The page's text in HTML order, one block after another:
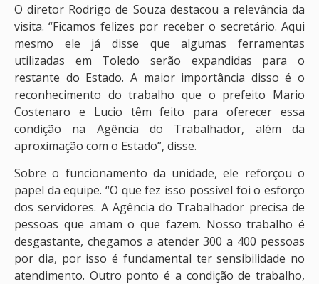
O diretor Rodrigo de Souza destacou a relevância da
visita. “Ficamos felizes por receber o secretário. Aqui
mesmo ele já disse que algumas ferramentas
utilizadas em Toledo serão expandidas para o
restante do Estado. A maior importância disso é o
reconhecimento do trabalho que o prefeito Mario
Costenaro e Lucio têm feito para oferecer essa
condição na Agência do Trabalhador, além da
aproximação com o Estado”, disse.
Sobre o funcionamento da unidade, ele reforçou o
papel da equipe. “O que fez isso possível foi o esforço
dos servidores. A Agência do Trabalhador precisa de
pessoas que amam o que fazem. Nosso trabalho é
desgastante, chegamos a atender 300 a 400 pessoas
por dia, por isso é fundamental ter sensibilidade no
atendimento. Outro ponto é a condição de trabalho,